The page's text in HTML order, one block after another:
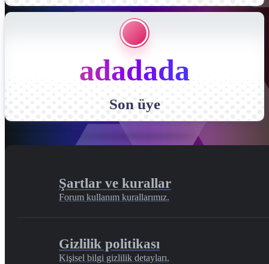
adadada
Son üye
Şartlar ve kurallar
Forum kullanım kurallarımız.
Gizlilik politikası
Kişisel bilgi gizlilik detayları.